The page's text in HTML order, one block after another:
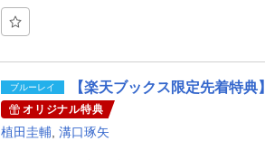
ブルーレイ 【楽天ブックス限定先着特
オリジナル特典
植田圭輔 溝口琢矢